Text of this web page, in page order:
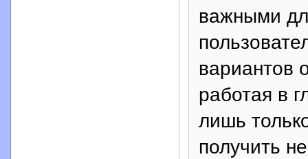
важными
вариантов
работая в
лишь
получить